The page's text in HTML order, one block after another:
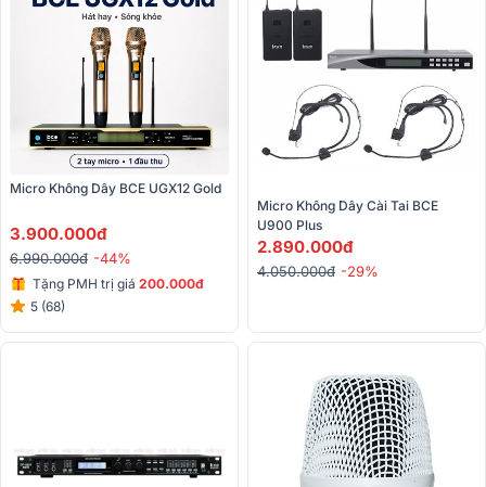
Micro Không Dây BCE UGX12 Gold
3.900.000đ
6.990.000đ -44%
Tặng PMH trị giá 200.000đ
5 (68)
Micro Không Dây Cài Tai BCE
U900 Plus
2.890.000đ
4.050.000đ -29%